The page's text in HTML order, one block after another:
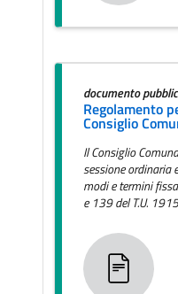
documento
Regolamento
Consiglio
Il Consiglio
sessione ordinaria
modi e termini
e 139 del T.U.